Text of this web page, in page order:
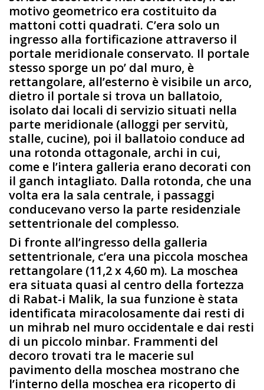
motivo geometrico era costituito da
mattoni cotti quadrati. C’era solo un
ingresso alla fortificazione attraverso il
portale meridionale conservato. Il portale
stesso sporge un po’ dal muro, è
rettangolare, all’esterno è visibile un arco,
dietro il portale si trova un ballatoio,
isolato dai locali di servizio situati nella
parte meridionale (alloggi per servitù,
stalle, cucine), poi il ballatoio conduce ad
una rotonda ottagonale, archi in cui,
come e l’intera galleria erano decorati con
il ganch intagliato. Dalla rotonda, che una
volta era la sala centrale, i passaggi
conducevano verso la parte residenziale
settentrionale del complesso.
Di fronte all’ingresso della galleria
settentrionale, c’era una piccola moschea
rettangolare (11,2 x 4,60 m). La moschea
era situata quasi al centro della fortezza
di Rabat-i Malik, la sua funzione è stata
identificata miracolosamente dai resti di
un mihrab nel muro occidentale e dai resti
di un piccolo minbar. Frammenti del
decoro trovati tra le macerie sul
pavimento della moschea mostrano che
l’interno della moschea era ricoperto di